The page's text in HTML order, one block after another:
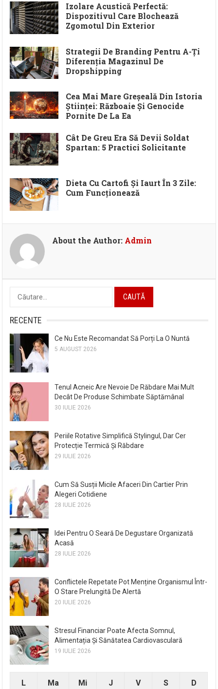
Izolare Acustică Perfectă:
Dispozitivul Care Blochează
Zgomotul Din Exterior
Strategii De Branding Pentru A-Ți
Diferenția Magazinul De
Dropshipping
Cea Mai Mare Greșeală Din Istoria
Științei: Războaie Și Genocide
Pornite De La Ea
Cât De Greu Era Să Devii Soldat
Spartan: 5 Practici Solicitante
Dieta Cu Cartofi Și Iaurt În 3 Zile:
Cum Funcționează
About the Author: Admin
Caută
după:
RECENTE
Ce Nu Este Recomandat Să Porți La O Nuntă
5 AUGUST 2026
Tenul Acneic Are Nevoie De Răbdare Mai Mult
Decât De Produse Schimbate Săptămânal
30 IULIE 2026
Periile Rotative Simplifică Stylingul, Dar Cer
Protecție Termică Și Răbdare
29 IULIE 2026
Cum Să Susții Micile Afaceri Din Cartier Prin
Alegeri Cotidiene
28 IULIE 2026
Idei Pentru O Seară De Degustare Organizată
Acasă
28 IULIE 2026
Conflictele Repetate Pot Menține Organismul Într-
O Stare Prelungită De Alertă
20 IULIE 2026
Stresul Financiar Poate Afecta Somnul,
Alimentația Și Sănătatea Cardiovasculară
19 IULIE 2026
L Ma Mi J V S D